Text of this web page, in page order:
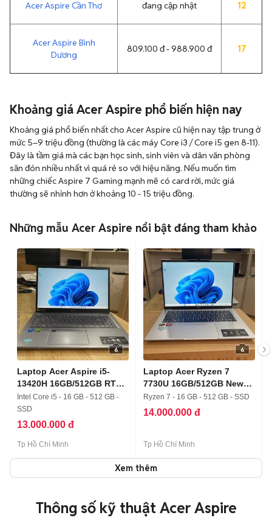
Acer Aspire Cần Thơ đang cập nhật 12
Acer Aspire Bình
Dương
809.100 đ - 988.900 đ 17
Khoảng giá Acer Aspire phổ biến hiện nay
Khoảng giá phổ biến nhất cho Acer Aspire cũ hiện nay tập trung ở
mức 5–9 triệu đồng (thường là các máy Core i3 / Core i5 gen 8-11).
Đây là tầm giá mà các bạn học sinh, sinh viên và dân văn phòng
săn đón nhiều nhất vì quá rẻ so với hiệu năng. Nếu muốn tìm
những chiếc Aspire 7 Gaming mạnh mẽ có card rời, mức giá
thường sẽ nhỉnh hơn ở khoảng 10 - 15 triệu đồng.
Những mẫu Acer Aspire nổi bật đáng tham khảo
6
Laptop Acer Aspire i5-
13420H 16GB/512GB RTX
2050
Intel Core i5 - 16 GB - 512 GB -
SSD
13.000.000 đ
Tp Hồ Chí Minh
6
Laptop Acer Ryzen 7
7730U 16GB/512GB New
BH 12TH
Ryzen 7 - 16 GB - 512 GB - SSD
14.000.000 đ
Tp Hồ Chí Minh
Xem thêm
Thông số kỹ thuật Acer Aspire